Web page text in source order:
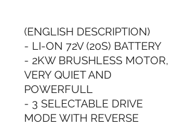
(ENGLISH DESCRIPTION)
- LI-ON 72V (20S) BATTERY
- 2KW BRUSHLESS MOTOR,
VERY QUIET AND
POWERFULL
- 3 SELECTABLE DRIVE
MODE WITH REVERSE